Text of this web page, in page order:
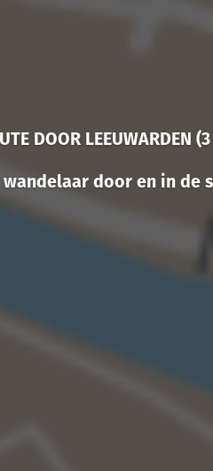
DOOR LEEUWARDEN
wandelaar door en in de